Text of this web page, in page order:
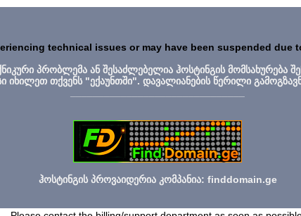
technical issues or may have been suspended due
პრობლემა ან შესაძლებელია ჰოსტინგის მომსახურება
იხილეთ თქვენს "ექაუნთში". დავალიანების წერილი
ჰოსტინგის პროვაიდერია კომპანია: finddomain.ge